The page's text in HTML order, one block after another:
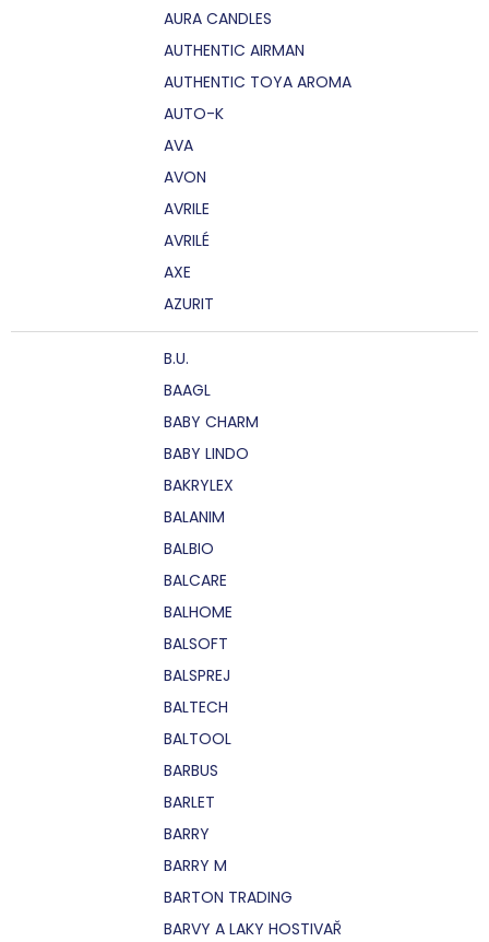
AURA CANDLES
AUTHENTIC AIRMAN
AUTHENTIC TOYA AROMA
AUTO-K
AVA
AVON
AVRILE
AVRILÉ
AXE
AZURIT
B.U.
BAAGL
BABY CHARM
BABY LINDO
BAKRYLEX
BALANIM
BALBIO
BALCARE
BALHOME
BALSOFT
BALSPREJ
BALTECH
BALTOOL
BARBUS
BARLET
BARRY
BARRY M
BARTON TRADING
BARVY A LAKY HOSTIVAŘ